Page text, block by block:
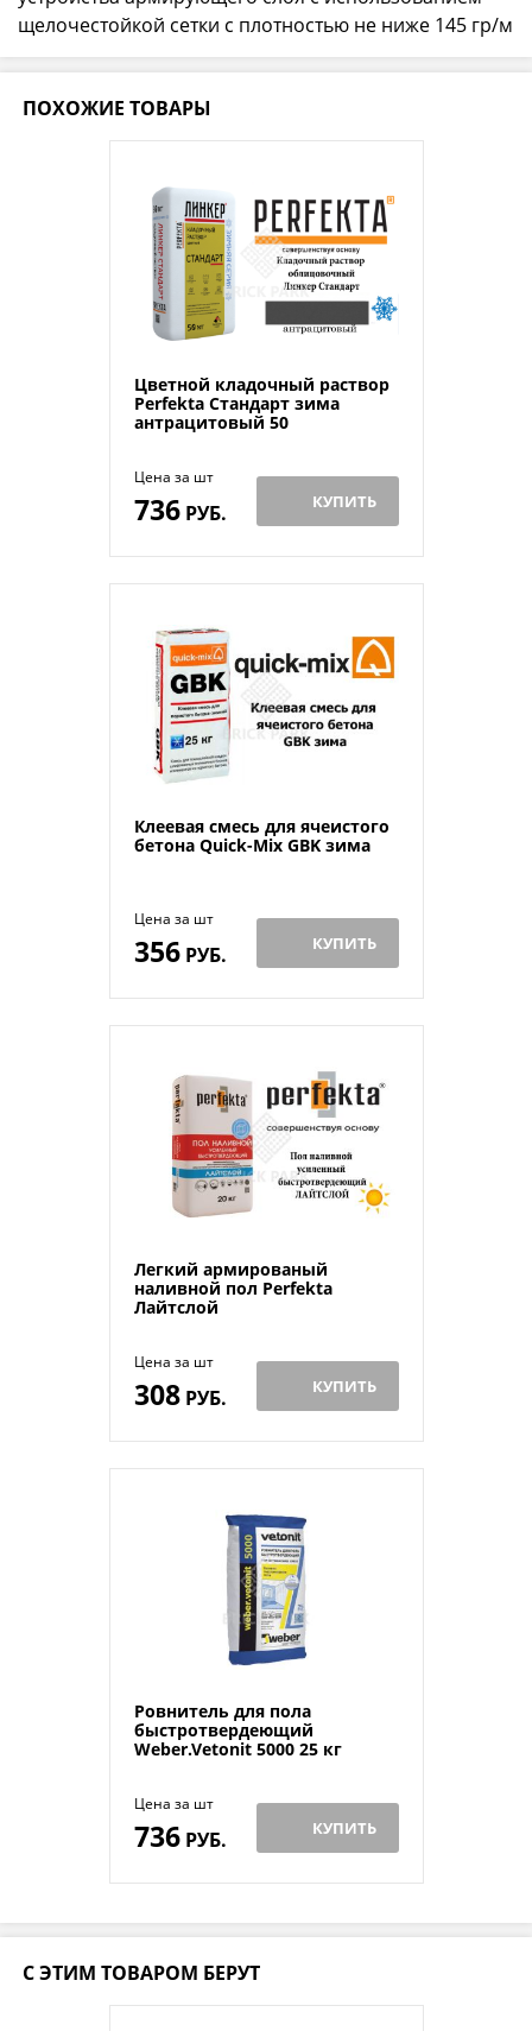
щелочестойкой сетки с плотностью не ниже 145 гр/м
ПОХОЖИЕ ТОВАРЫ
Цветной кладочный раствор
Perfekta Стандарт зима
антрацитовый 50
Цена за шт
736РУБ. КУПИТЬ
Клеевая смесь для ячеистого
бетона Quick-Mix GBK зима
Цена за шт
356РУБ. КУПИТЬ
Легкий армированый
наливной пол Perfekta
Лайтслой
Цена за шт
308РУБ. КУПИТЬ
Ровнитель для пола
быстротвердеющий
Weber.Vetonit 5000 25 кг
Цена за шт
736РУБ. КУПИТЬ
С ЭТИМ ТОВАРОМ БЕРУТ